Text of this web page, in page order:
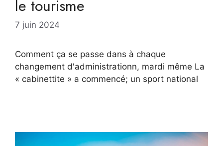
le tourisme
7 juin 2024
Comment ça se passe dans à chaque
changement d'administrationn, mardi même La
« cabinettite » a commencé; un sport national